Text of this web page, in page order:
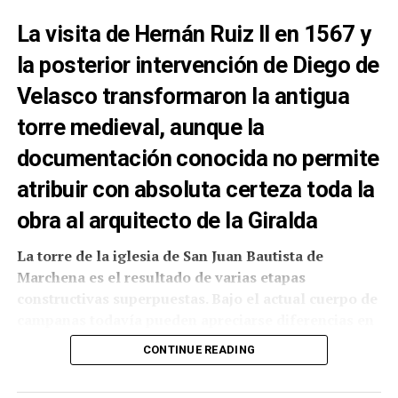
Archidiócesis de Sevilla informó de otra
peregrinación realizada por personas privadas de
libertad de este mismo centro, una experiencia de
La visita de Hernán Ruiz II en 1567 y
la posterior intervención de Diego de
Velasco transformaron la antigua
torre medieval, aunque la
documentación conocida no permite
atribuir con absoluta certeza toda la
obra al arquitecto de la Giralda
La torre de la iglesia de San Juan Bautista de
Marchena es el resultado de varias etapas
el aparejo del ladrillo y las siluetas de dos grandes
arcos cegados que podrían corresponder a una fase
CONTINUE READING